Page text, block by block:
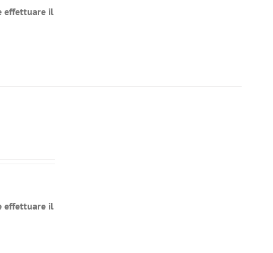
effettuare il
effettuare il